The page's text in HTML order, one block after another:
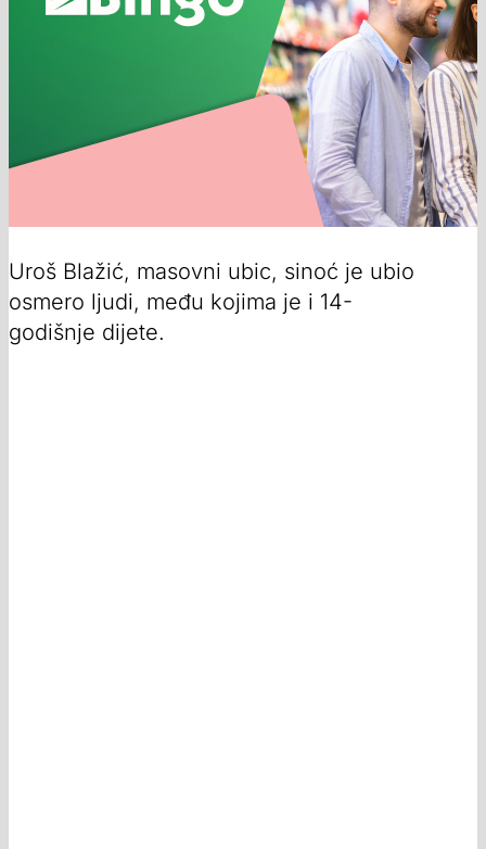
Uroš Blažić, masovni ubic, sinoć je ubio
osmero ljudi, među kojima je i 14-
godišnje dijete.